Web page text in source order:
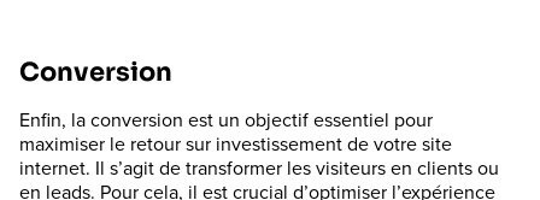
Conversion
Enfin, la conversion est un objectif essentiel pour
maximiser le retour sur investissement de votre site
internet. Il s’agit de transformer les visiteurs en clients ou
en leads. Pour cela, il est crucial d’optimiser l’expérience